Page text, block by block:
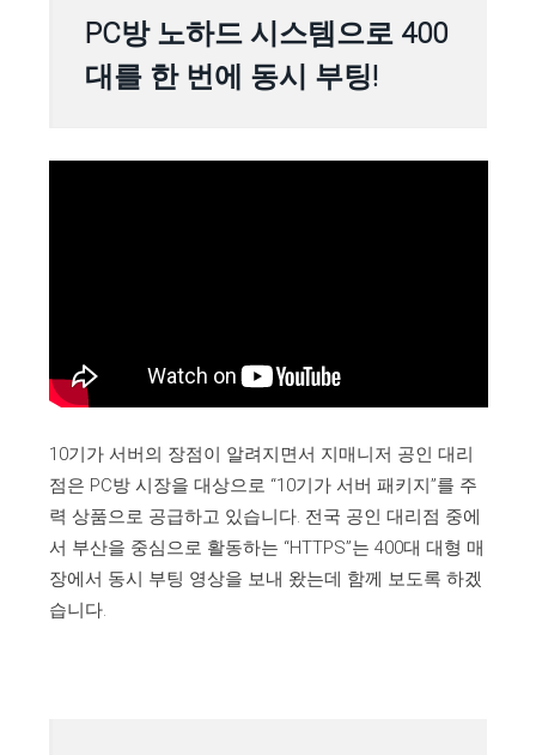
PC방 노하드 시스템으로 400
대를 한 번에 동시 부팅!
10기가 서버의 장점이 알려지면서 지매니저 공인 대리
점은 PC방 시장을 대상으로 “10기가 서버 패키지”를 주
력 상품으로 공급하고 있습니다. 전국 공인 대리점 중에
서 부산을 중심으로 활동하는 “HTTPS”는 400대 대형 매
장에서 동시 부팅 영상을 보내 왔는데 함께 보도록 하겠
습니다.